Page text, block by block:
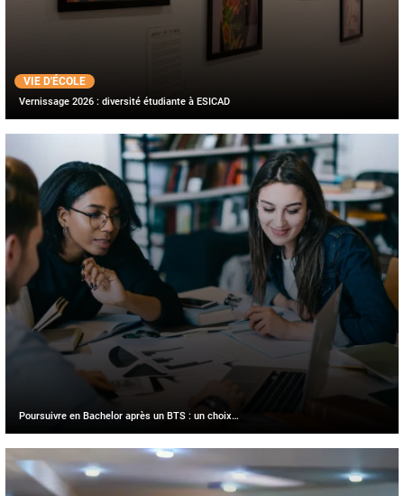
VIE D'ÉCOLE
Vernissage 2026 : diversité étudiante à ESICAD
Poursuivre en Bachelor après un BTS : un choix…